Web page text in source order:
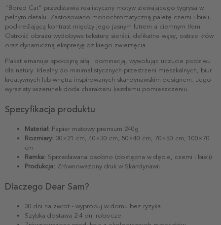
"Bored Cat" przedstawia realistyczny motyw ziewającego tygrysa w
pełnym detalu. Zastosowano monochromatyczną paletę czerni i bieli,
podkreślającą kontrast między jego jasnym futrem a ciemnym tłem.
Ostrość obrazu wydobywa teksturę sierści, delikatne wąsy, ostrze kłów
oraz dynamiczną ekspresję dzikiego zwierzęcia.
Plakat emanuje spokojną siłą i dominacją, wywołując uczucie podziwu
dla natury. Idealny do minimalistycznych przestrzeni mieszkalnych, biur
kreatywnych lub wnętrz inspirowanych skandynawskim designem. Jego
wyrazisty wizerunek doda charakteru każdemu pomieszczeniu.
Specyfikacja produktu
Materiał: Papier matowy premium 240g
Rozmiary: 30×21 cm, 40×30 cm, 50×40 cm, 70×50 cm, 100×70
cm
Ramka: Sprzedawana osobno (dostępna w dębie, czerni i bieli)
Produkcja: Zrównoważony druk w Skandynawii
Dlaczego Dear Sam?
30 dni na zwrot - wypróbuj w domu bez ryzyka
Szybka dostawa 2-4 dni robocze